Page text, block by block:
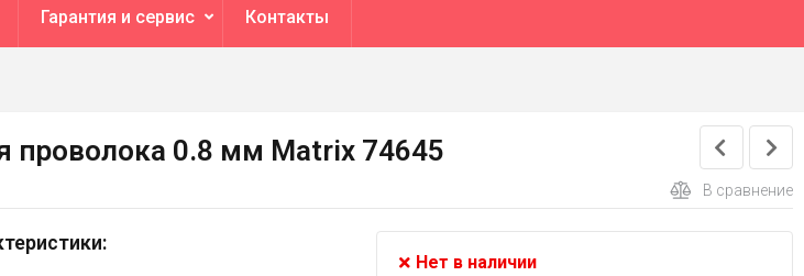
Гарантия и сервис Контакты
0.8 мм Matrix 74645
В сравнение
Нет в наличии